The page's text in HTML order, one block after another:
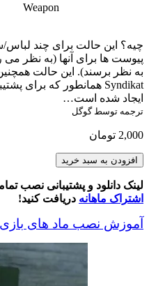
Weapon
پیوست ها برای آنها (به نظر
ایجاد شده است…
ترجمه توسط گوگل
2,000 تومان
RHS
Additions
عدد
افزودن به سبد خرید
لینک دانلود و پشتیبانی نصب
اشتراک ماهانه دریافت کنید!
آموزش نصب ماد های بازی Arma 3